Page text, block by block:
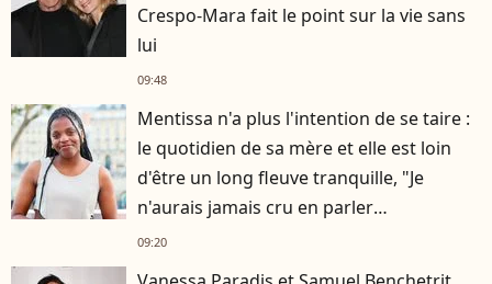
Crespo-Mara fait le point sur la vie sans
lui
09:48
Mentissa n'a plus l'intention de se taire :
le quotidien de sa mère et elle est loin
d'être un long fleuve tranquille, "Je
n'aurais jamais cru en parler
publiquement"
09:20